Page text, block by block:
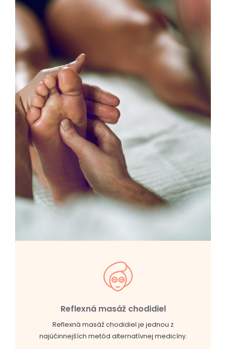
Reflexná masáž chodidiel
Reflexná masáž chodidiel je jednou z
najúčinnejších metód alternatívnej medicíny.